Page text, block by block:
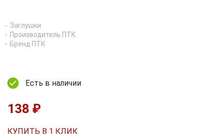
Заглушки
Производитель ПТК
Бренд ПТК
Есть в наличии
138 ₽
КУПИТЬ В 1 КЛИК